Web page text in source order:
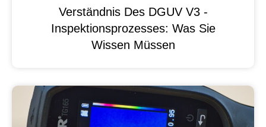
Verständnis Des DGUV V3 -
Inspektionsprozesses: Was Sie
Wissen Müssen